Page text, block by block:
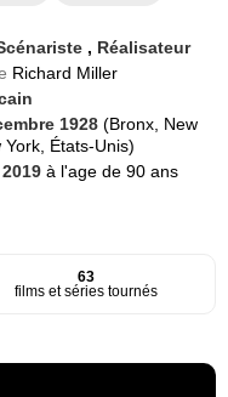
, Réalisateur
Richard Miller
1928(Bronx, New
États-Unis)
2019à l'age de 90 ans
63
films et séries tournés